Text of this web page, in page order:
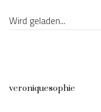
Wird geladen...
veroniquesophie